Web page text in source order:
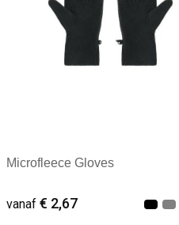
Microfleece Gloves
vanaf € 2,67